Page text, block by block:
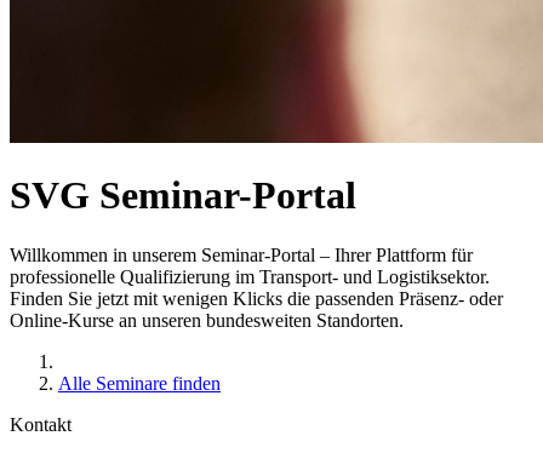
SVG Seminar-Portal
Willkommen in unserem Seminar-Portal – Ihrer Plattform für
professionelle Qualifizierung im Transport- und Logistiksektor.
Finden Sie jetzt mit wenigen Klicks die passenden Präsenz- oder
Online-Kurse an unseren bundesweiten Standorten.
Alle Seminare finden
Kontakt